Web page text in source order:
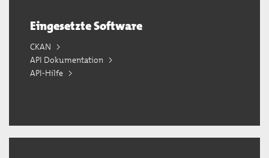
Eingesetzte Software
CKAN
API Dokumentation
API-Hilfe